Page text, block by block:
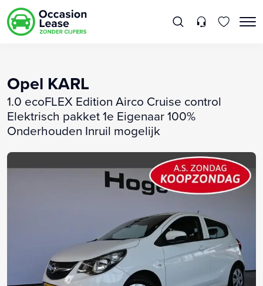
Opel KARL
1.0 ecoFLEX Edition Airco Cruise control
Elektrisch pakket 1e Eigenaar 100%
Onderhouden Inruil mogelijk